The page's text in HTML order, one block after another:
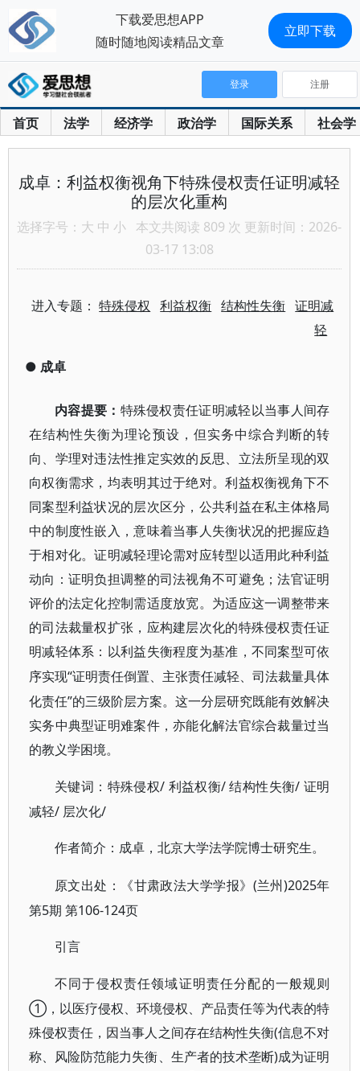
首页 法学 经济学 政治学 国际关系 社会学
登录 注册
成卓：利益权衡视角下特殊侵权责任证明减轻
的层次化重构
选择字号： 大 中 小 本文共阅读 809 次 更新时间：2026-
03-17 13:08
进入专题：特殊侵权 利益权衡 结构性失衡 证明减
轻
● 成卓
内容提要： 特殊侵权责任证明减轻以当事人间存
在结构性失衡为理论预设，但实务中综合判断的转
向、学理对违法性推定实效的反思、立法所呈现的双
向权衡需求，均表明其过于绝对。利益权衡视角下不
同案型利益状况的层次区分，公共利益在私主体格局
中的制度性嵌入，意味着当事人失衡状况的把握应趋
于相对化。证明减轻理论需对应转型以适用此种利益
动向：证明负担调整的司法视角不可避免；法官证明
评价的法定化控制需适度放宽。为适应这一调整带来
的司法裁量权扩张，应构建层次化的特殊侵权责任证
明减轻体系：以利益失衡程度为基准，不同案型可依
序实现“证明责任倒置、主张责任减轻、司法裁量具体
化责任”的三级阶层方案。这一分层研究既能有效解决
实务中典型证明难案件，亦能化解法官综合裁量过当
的教义学困境。
关键词：特殊侵权/ 利益权衡/ 结构性失衡/ 证明
减轻/ 层次化/
作者简介：成卓，北京大学法学院博士研究生。
原文出处：《甘肃政法大学学报》 (兰州)2025年
第5期 第106-124页
引言
不同于侵权责任领域证明责任分配的一般规则
①，以医疗侵权、环境侵权、产品责任等为代表的特
殊侵权责任，因当事人之间存在结构性失衡(信息不对
称、风险防范能力失衡、生产者的技术垄断)成为证明
下载爱思想APP
随时随地阅读精品文章
立即下载